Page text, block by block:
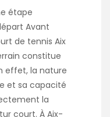
étape
Avant
de tennis Aix
constitue
effet, la nature
et sa capacité
la
court. À Aix-